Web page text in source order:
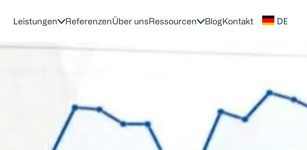
Leistungen ReferenzenÜber unsRessourcen BlogKontakt DE